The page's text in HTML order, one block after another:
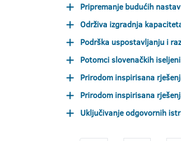
Pripremanje budućih
Održiva izgradnja
Podrška uspostavljanju i
Potomci slovenačkih
Prirodom inspirisana
Prirodom inspirisana
Uključivanje odgovornih